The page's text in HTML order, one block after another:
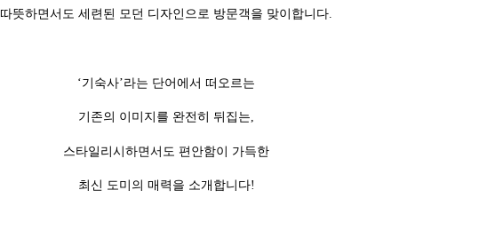
따뜻하면서도 세련된 모던 디자인으로 방문객을 맞이합니다.
‘기숙사’라는 단어에서 떠오르는
기존의 이미지를 완전히 뒤집는,
스타일리시하면서도 편안함이 가득한
최신 도미의 매력을 소개합니다!